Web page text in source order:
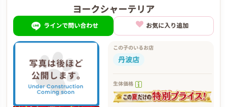
ヨークシャーテリア
ラインで問い合わせ お気に入り追加
この子のいるお店
丹波店
生体価格